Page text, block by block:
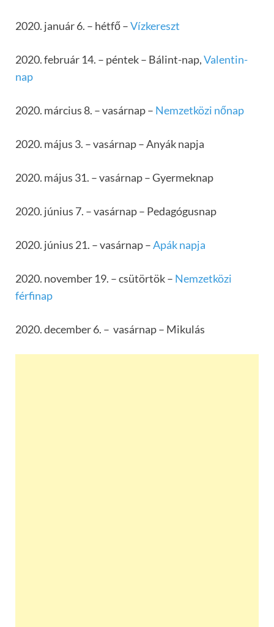
2020. január 6. – hétfő –Vízkereszt
2020. február 14. – péntek – Bálint-nap,Valentin-
nap
2020. március 8. – vasárnap – Nemzetközi nőnap
2020. május 3. – vasárnap – Anyák napja
2020. május 31. – vasárnap – Gyermeknap
2020. június 7. – vasárnap – Pedagógusnap
2020. június 21. – vasárnap –Apák napja
2020. november 19. – csütörtök – Nemzetközi
férfinap
2020. december 6. – vasárnap – Mikulás